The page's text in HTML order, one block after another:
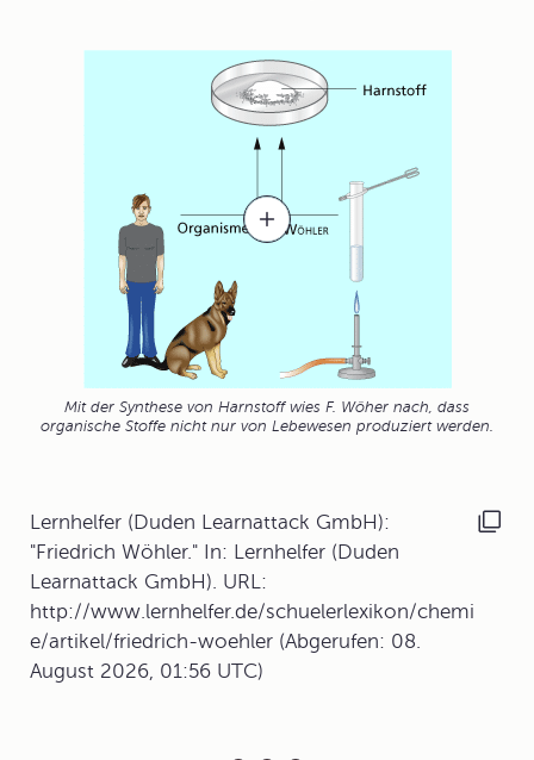
Mit der Synthese von Harnstoff wies F. Wöher nach, dass
organische Stoffe nicht nur von Lebewesen produziert werden.
Lernhelfer (Duden Learnattack GmbH):
"Friedrich Wöhler." In: Lernhelfer (Duden
Learnattack GmbH). URL:
http://www.lernhelfer.de/schuelerlexikon/chemi
e/artikel/friedrich-woehler (Abgerufen: 08.
August 2026, 01:56 UTC)